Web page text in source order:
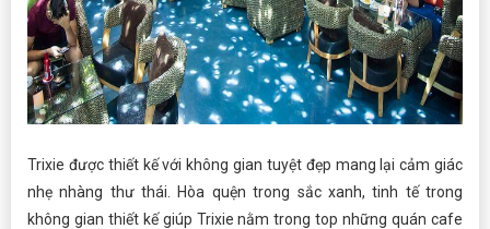
Trixie được thiết kế với không gian tuyệt đẹp mang lại cảm giác
nhẹ nhàng thư thái. Hòa quện trong sắc xanh, tinh tế trong
không gian thiết kế giúp Trixie nằm trong top những quán cafe